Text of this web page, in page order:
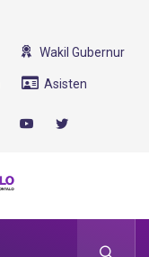
Wakil Gubernur
Asisten